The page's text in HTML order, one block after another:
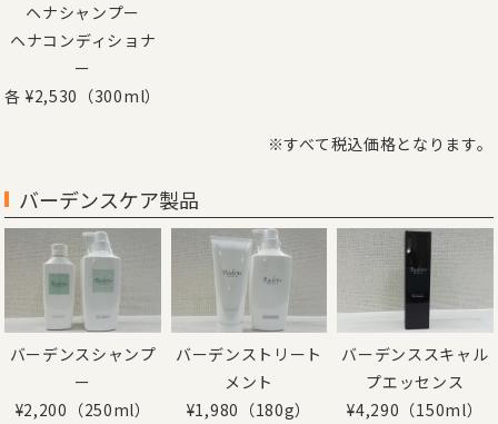
ヘナシャンプー
ヘナコンディショナ
ー
各 ¥2,530（300ml）
※すべて税込価格となります。
バーデンスケア製品
バーデンスシャンプ
ー
¥2,200（250ml）
バーデンストリート
メント
¥1,980（180g）
バーデンススキャル
プエッセンス
¥4,290（150ml）